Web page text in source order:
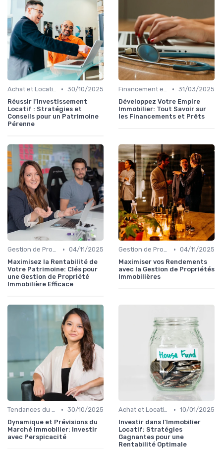
Achat et Location de Biens Immobiliers • 30/10/2025
Réussir l'Investissement
Locatif : Stratégies et
Conseils pour un Patrimoine
Pérenne
Financement et Prêts Immobiliers • 31/03/2025
Développez Votre Empire
Immobilier: Tout Savoir sur
les Financements et Prêts
Gestion de Propriété • 04/11/2025
Maximisez la Rentabilité de
Votre Patrimoine: Clés pour
une Gestion de Propriété
Immobilière Efficace
Gestion de Propriété • 04/11/2025
Maximiser vos Rendements
avec la Gestion de Propriétés
Immobilières
Tendances du Marché Immobilier • 30/10/2025
Dynamique et Prévisions du
Marché Immobilier: Investir
avec Perspicacité
Achat et Location de Biens Immobiliers • 10/01/2025
Investir dans l'Immobilier
Locatif: Stratégies
Gagnantes pour une
Rentabilité Optimale